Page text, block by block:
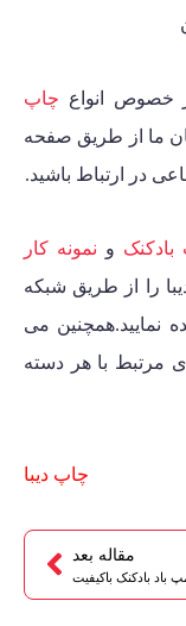
خصوص انواع چاپ
ما از طریق صفحه
در ارتباط باشید.
بادکنک و نمونه کار
را از طریق شبکه
نمایید.همچنین می
مرتبط با هر دسته
چاپ دیبا
مقاله بعد
بادکنک باکیفیت